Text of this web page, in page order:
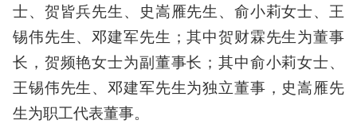
士、贺皆兵先生、史嵩雁先生、俞小莉女士、王
锡伟先生、邓建军先生；其中贺财霖先生为董事
长，贺频艳女士为副董事长；其中俞小莉女士、
王锡伟先生、邓建军先生为独立董事，史嵩雁先
生为职工代表董事。